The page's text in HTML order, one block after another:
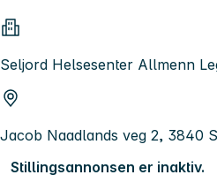
Seljord Helsesenter Allmenn
Jacob Naadlands veg 2, 3840
Stillingsannonsen er inaktiv.